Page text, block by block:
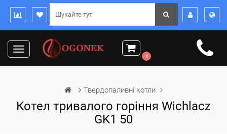
Toggle
navigation
x
Твердопаливні котли
Котел тривалого горіння Wichlacz
GK1 50